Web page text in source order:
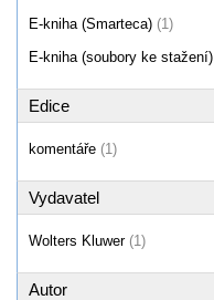
E-kniha (Smarteca) (1)
E-kniha (soubory ke stažení)
Edice
komentáře (1)
Vydavatel
Wolters Kluwer (1)
Autor